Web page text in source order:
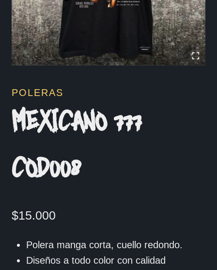
POLERAS
MEXICANO 777
COD008
$15.000
Polera manga corta, cuello redondo.
Diseños a todo color con calidad